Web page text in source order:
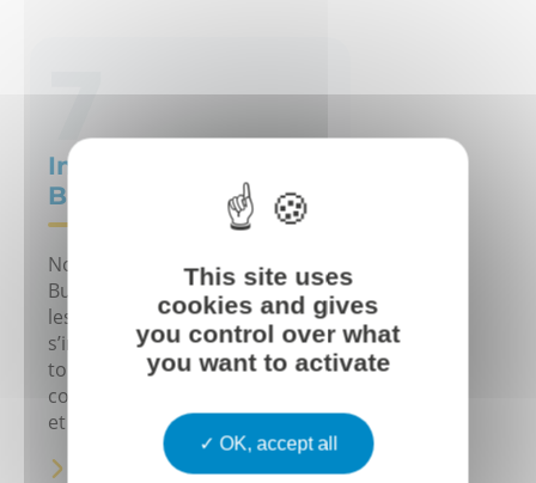
7
International
Business Services
Notre équipe International
Business Services accompagne
les groupes internationaux
s’implantant en France dans
toutes leurs obligations locales
comptables, fiscales, sociales
et juridiques.
EN SAVOIR PLUS
This site uses
cookies and gives
you control over what
you want to activate
OK, accept all